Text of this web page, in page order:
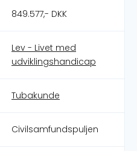
849.577,- DKK
Lev - Livet med
udviklingshandicap
Tubakunde
Civilsamfundspuljen